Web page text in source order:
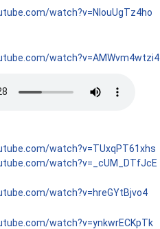
watch?v=NlouUgTz4ho
watch?v=AMWvm4wtzi4
watch?v=TUxqPT61xhs
watch?v=_cUM_DTfJcE
watch?v=hreGYtBjvo4
watch?v=ynkwrECKpTk